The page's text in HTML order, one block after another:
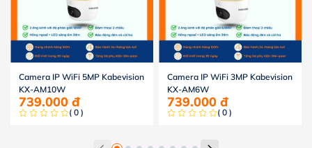
Camera IP WiFi 5MP Kabevision
KX-AM10W
739.000 đ
( 0 )
Camera IP WiFi 3MP Kabevision
KX-AM6W
739.000 đ
( 0 )